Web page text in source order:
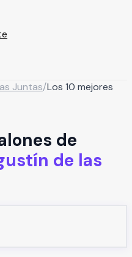
Juntas/Los 10 mejores
de
de las